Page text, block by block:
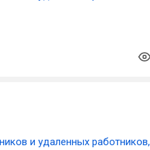
и удаленных работников,